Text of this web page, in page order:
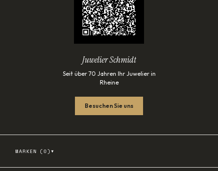
Juwelier Schmidt
Seit über 70 Jahren Ihr Juwelier in
Rheine
Besuchen Sie uns
MARKEN ( 0 ) ▾